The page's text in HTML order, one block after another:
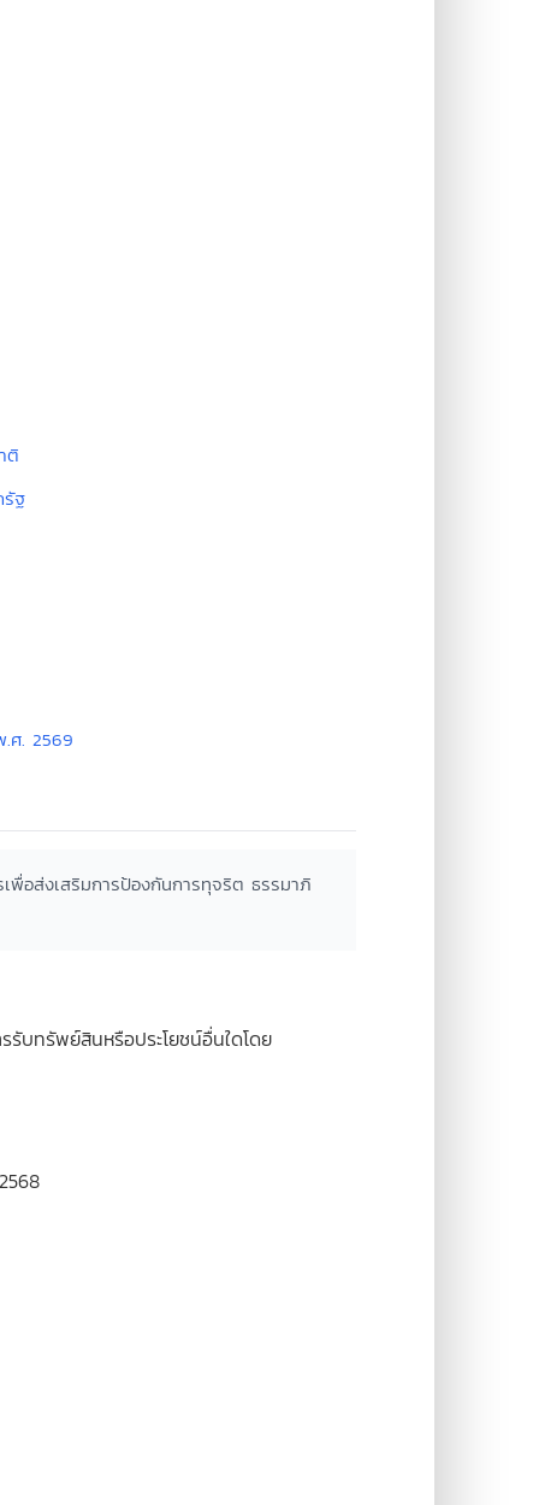
ติ
รัฐ
.ศ. 2569
พื่อส่งเสริมการป้องกันการทุจริต ธรรมาภิ
บทรัพย์สินหรือประโยชน์อื่นใดโดย